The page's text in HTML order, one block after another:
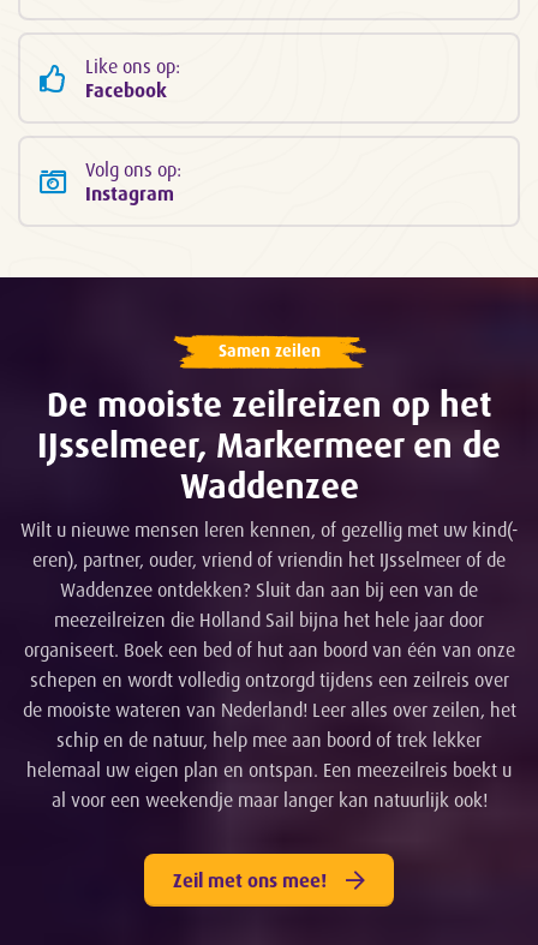
Like ons op:
Facebook
Volg ons op:
Instagram
Samen zeilen
De mooiste zeilreizen op het
IJsselmeer, Markermeer en de
Waddenzee
Wilt u nieuwe mensen leren kennen, of gezellig met uw kind(-
eren), partner, ouder, vriend of vriendin het IJsselmeer of de
Waddenzee ontdekken? Sluit dan aan bij een van de
meezeilreizen die Holland Sail bijna het hele jaar door
organiseert. Boek een bed of hut aan boord van één van onze
schepen en wordt volledig ontzorgd tijdens een zeilreis over
de mooiste wateren van Nederland! Leer alles over zeilen, het
schip en de natuur, help mee aan boord of trek lekker
helemaal uw eigen plan en ontspan. Een meezeilreis boekt u
al voor een weekendje maar langer kan natuurlijk ook!
Zeil met ons mee!